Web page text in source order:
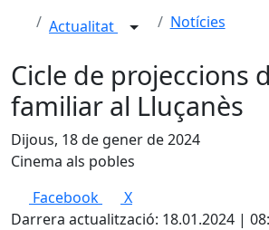
Actualitat Notícies
Cicle de projeccions
familiar al Lluçanès
Dijous, 18 de gener de 2024
Cinema als pobles
Facebook
X
Darrera actualització: 18.01.2024 |